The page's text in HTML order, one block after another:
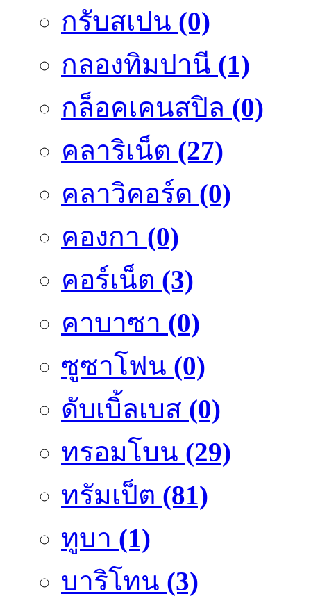
กรับสเปน (0)
กลองทิมปานี (1)
กล็อคเคนสปิล (0)
คลาริเน็ต (27)
คลาวิคอร์ด (0)
คองกา (0)
คอร์เน็ต (3)
คาบาซา (0)
ซูซาโฟน (0)
ดับเบิ้ลเบส (0)
ทรอมโบน (29)
ทรัมเป็ต (81)
ทูบา (1)
บาริโทน (3)